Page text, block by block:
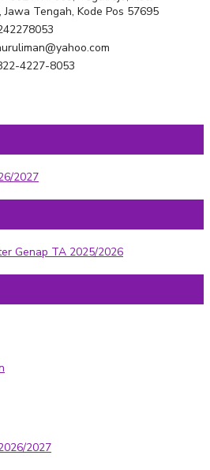
Tengah, Kode Pos 57695
4227-8053
2027
Genap TA 2025/2026
2027